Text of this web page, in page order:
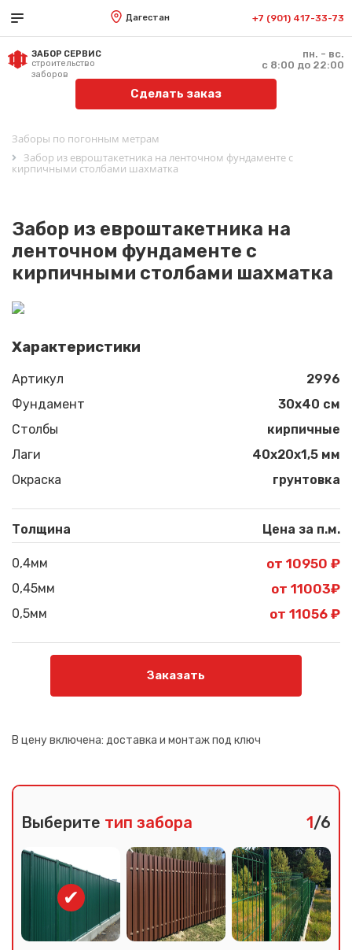
Дагестан +7 (901) 417-33-73
ЗАБОР СЕРВИС
строительство
заборов
пн. - вс.
с 8:00 до 22:00
Сделать заказ
Заборы по погонным метрам
Забор из евроштакетника на ленточном фундаменте с
кирпичными столбами шахматка
Забор из евроштакетника на
ленточном фундаменте с
кирпичными столбами шахматка
Характеристики
Артикул
2996
Фундамент
30x40 см
Столбы
кирпичные
Лаги
40х20х1,5 мм
Окраска
грунтовка
Толщина Цена за п.м.
0,4мм от 10950 ₽
0,45мм от 11003₽
0,5мм от 11056 ₽
Заказать
В цену включена: доставка и монтаж под ключ
Выберите тип забора 1/6